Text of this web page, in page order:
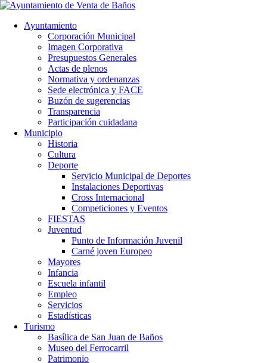
Ayuntamiento
Corporación Municipal
Imagen Corporativa
Presupuestos Generales
Actas de plenos
Normativa y ordenanzas
Sede electrónica y FACE
Buzón de sugerencias
Transparencia
Participación cuidadana
Municipio
Historia
Cultura
Deporte
Servicio Municipal de Deportes
Instalaciones Deportivas
Cross Internacional
Competiciones y Eventos
FIESTAS
Juventud
Punto de Información Juvenil
Carné joven Europeo
Mayores
Infancia
Escuela infantil
Empleo
Servicios
Estadísticas
Turismo
Basílica de San Juan de Baños
Museo del Ferrocarril
Patrimonio